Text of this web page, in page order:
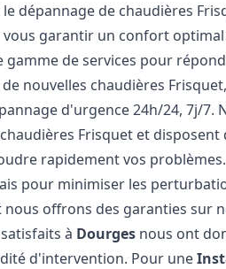
dépannage de chaudières
garantir un confort
de services pour
nouvelles chaudières
d'urgence 24h/24, 7j/7.
Frisquet et disposent
rapidement vos
pour minimiser les
offrons des garanties sur
à Dourges nous ont
d'intervention. Pour une